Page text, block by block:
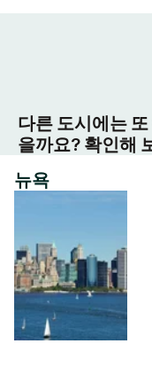
다른 도시에는
을까요? 확인해
뉴욕